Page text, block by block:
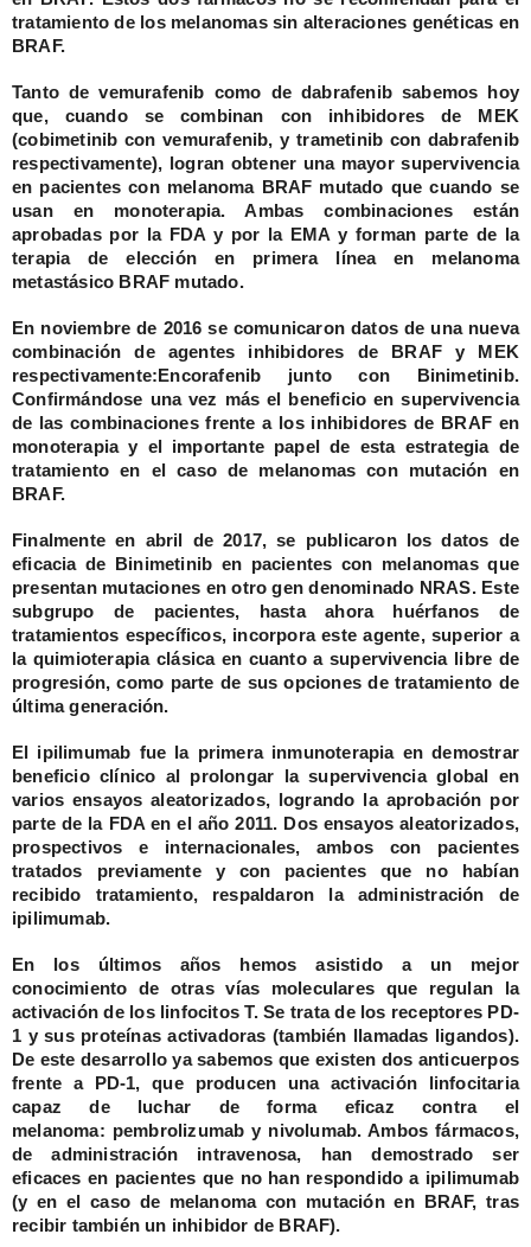
tratamiento de los melanomas sin alteraciones genéticas en
BRAF.
Tanto de vemurafenib como de dabrafenib sabemos hoy
que, cuando se combinan con inhibidores de MEK
(cobimetinib con vemurafenib, y trametinib con dabrafenib
respectivamente), logran obtener una mayor supervivencia
en pacientes con melanoma BRAF mutado que cuando se
usan en monoterapia. Ambas combinaciones están
aprobadas por la FDA y por la EMA y forman parte de la
terapia de elección en primera línea en melanoma
metastásico BRAF mutado.
En noviembre de 2016 se comunicaron datos de una nueva
combinación de agentes inhibidores de BRAF y MEK
respectivamente: Encorafenib junto con Binimetinib.
Confirmándose una vez más el beneficio en supervivencia
de las combinaciones frente a los inhibidores de BRAF en
monoterapia y el importante papel de esta estrategia de
tratamiento en el caso de melanomas con mutación en
BRAF.
Finalmente en abril de 2017, se publicaron los datos de
eficacia de Binimetinib en pacientes con melanomas que
presentan mutaciones en otro gen denominado NRAS. Este
subgrupo de pacientes, hasta ahora huérfanos de
tratamientos específicos, incorpora este agente, superior a
la quimioterapia clásica en cuanto a supervivencia libre de
progresión, como parte de sus opciones de tratamiento de
última generación.
El ipilimumab fue la primera inmunoterapia en demostrar
beneficio clínico al prolongar la supervivencia global en
varios ensayos aleatorizados, logrando la aprobación por
parte de la FDA en el año 2011. Dos ensayos aleatorizados,
prospectivos e internacionales, ambos con pacientes
tratados previamente y con pacientes que no habían
recibido tratamiento, respaldaron la administración de
ipilimumab.
En los últimos años hemos asistido a un mejor
conocimiento de otras vías moleculares que regulan la
activación de los linfocitos T. Se trata de los receptores PD-
1 y sus proteínas activadoras (también llamadas ligandos).
De este desarrollo ya sabemos que existen dos anticuerpos
frente a PD-1, que producen una activación linfocitaria
capaz de luchar de forma eficaz contra el
melanoma: pembrolizumab y nivolumab. Ambos fármacos,
de administración intravenosa, han demostrado ser
eficaces en pacientes que no han respondido a ipilimumab
(y en el caso de melanoma con mutación en BRAF, tras
recibir también un inhibidor de BRAF).